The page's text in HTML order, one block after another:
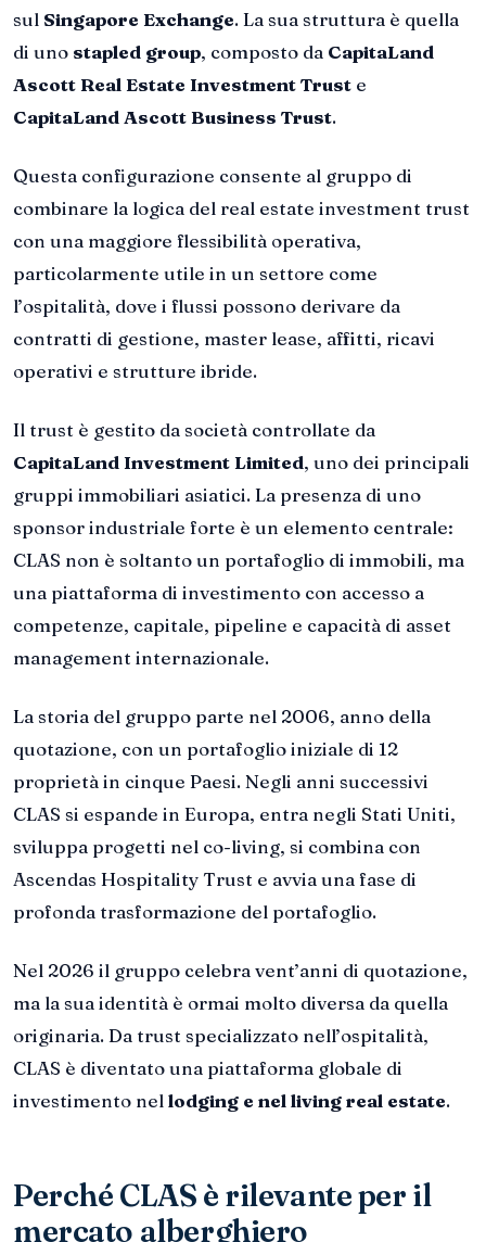
sul Singapore Exchange. La sua struttura è quella
di uno stapled group, composto da CapitaLand
Ascott Real Estate Investment Trust e
CapitaLand Ascott Business Trust.
Questa configurazione consente al gruppo di
combinare la logica del real estate investment trust
con una maggiore flessibilità operativa,
particolarmente utile in un settore come
l’ospitalità, dove i flussi possono derivare da
contratti di gestione, master lease, affitti, ricavi
operativi e strutture ibride.
Il trust è gestito da società controllate da
CapitaLand Investment Limited, uno dei principali
gruppi immobiliari asiatici. La presenza di uno
sponsor industriale forte è un elemento centrale:
CLAS non è soltanto un portafoglio di immobili, ma
una piattaforma di investimento con accesso a
competenze, capitale, pipeline e capacità di asset
management internazionale.
La storia del gruppo parte nel 2006, anno della
quotazione, con un portafoglio iniziale di 12
proprietà in cinque Paesi. Negli anni successivi
CLAS si espande in Europa, entra negli Stati Uniti,
sviluppa progetti nel co-living, si combina con
Ascendas Hospitality Trust e avvia una fase di
profonda trasformazione del portafoglio.
Nel 2026 il gruppo celebra vent’anni di quotazione,
ma la sua identità è ormai molto diversa da quella
originaria. Da trust specializzato nell’ospitalità,
CLAS è diventato una piattaforma globale di
investimento nel lodging e nel living real estate.
Perché CLAS è rilevante per il
mercato alberghiero